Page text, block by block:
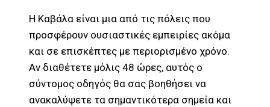
Η Καβάλα είναι μια από τις πόλεις που
προσφέρουν ουσιαστικές εμπειρίες ακόμα
και σε επισκέπτες με περιορισμένο χρόνο.
Αν διαθέτετε μόλις 48 ώρες, αυτός ο
σύντομος οδηγός θα σας βοηθήσει να
ανακαλύψετε τα σημαντικότερα σημεία και